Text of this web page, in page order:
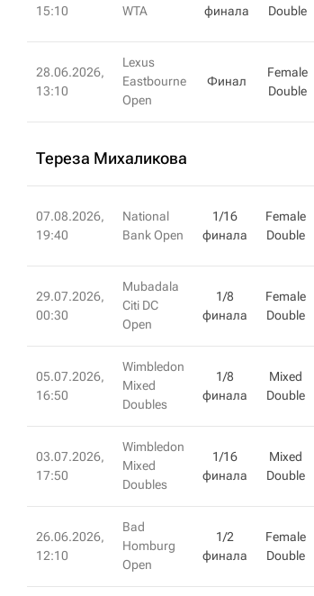
15:10
WTA
финала
Double
28.06.2026,
13:10
Lexus
Eastbourne
Open
Финал
Female
Double
Тереза Михаликова
07.08.2026,
19:40
National
Bank Open
1/16
финала
Female
Double
29.07.2026,
00:30
Mubadala
Citi DC
Open
1/8
финала
Female
Double
05.07.2026,
16:50
Wimbledon
Mixed
Doubles
1/8
финала
Mixed
Double
03.07.2026,
17:50
Wimbledon
Mixed
Doubles
1/16
финала
Mixed
Double
26.06.2026,
12:10
Bad
Homburg
Open
1/2
финала
Female
Double